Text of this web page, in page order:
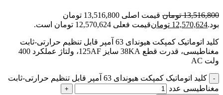
13,516,800 تومان
قیمت اصلی 13,516,800 تومان
بود.12,570,624 تومانقیمت فعلی 12,570,624 تومان است.
کلید اتوماتیک کمپکت هیوندای 63 آمپر قابل تنظیم حرارتی-ثابت
مغناطیسی، قدرت قطع 38KA سایز 125AF، ولتاژ عملکرد 400
ولت AC
کلید اتوماتیک کمپکت هیوندای 63 آمپر قابل تنظیم حرارتی-ثابت
مغناطیسی عدد